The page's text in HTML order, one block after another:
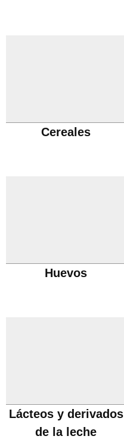
Cereales
Huevos
Lácteos y derivados
de la leche